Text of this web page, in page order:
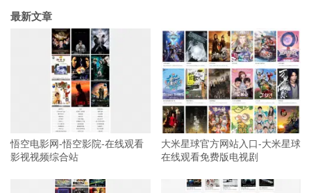
最新文章
悟空电影网-悟空影院-在线观看
影视视频综合站
大米星球官方网站入口-大米星球
在线观看免费版电视剧